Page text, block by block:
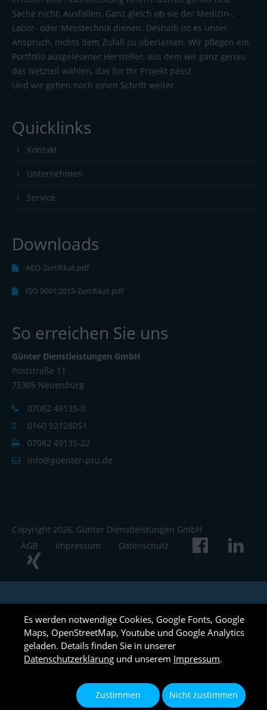
Sache nicht: Ausfallen. Ganz gleich ob sie der Medizin-,
Labor- oder Messtechnik dienen. Deshalb ist es unser
Anspruch, nichts dem Zufall zu überlassen. Wir pflegen ein
Portfolio ausgelesener Hersteller, aus dem wir ganz genau
das Netzteil wählen, das für Ihr Projekt passt.
Und wir gehen noch einen Schritt weiter.
Quicklinks
Kontakt
Unternehmen
Service
Downloads
AEO-Zertifikat.pdf
ISO 9001:2015-Zertifikat.pdf
So erreichen Sie uns
Günter Dienstleistungen GmbH
Poststraße 11
75305 Neuenbürg
07082 49135-0
0160 92128051
07082 49135-22
info@guenter-psu.de
Copyright 2026, Günter Dienstleistungen GmbH
AGB
Impressum Datenschutz
Es werden notwendige Cookies, Google Fonts, Google
Maps, OpenStreetMap, Youtube und Google Analytics
geladen. Details finden Sie in unserer
Datenschutzerklärung und unserem Impressum.
Zustimmen Nicht zustimmen